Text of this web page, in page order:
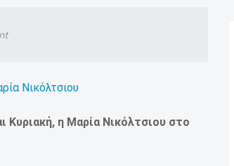
η Μαρία Νικόλτσιου στο